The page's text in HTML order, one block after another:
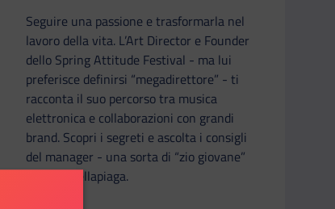
Seguire una passione e trasformarla nel
lavoro della vita. L’Art Director e Founder
dello Spring Attitude Festival - ma lui
preferisce definirsi “megadirettore” - ti
racconta il suo percorso tra musica
elettronica e collaborazioni con grandi
brand. Scopri i segreti e ascolta i consigli
del manager - una sorta di “zio giovane”
- di Ditonellapiaga.